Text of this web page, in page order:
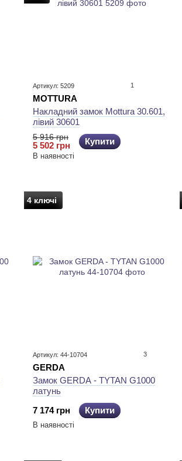
Артикул: 5209 1
MOTTURA
Накладний замок Mottura 30.601,
лівий 30601
5 916 грн
5 502 грн Купити
В наявності
4 ключі
Артикул: 44-10704 3
GERDA
Замок GERDA - TYTAN G1000
латунь
7 174 грн
Купити
В наявності